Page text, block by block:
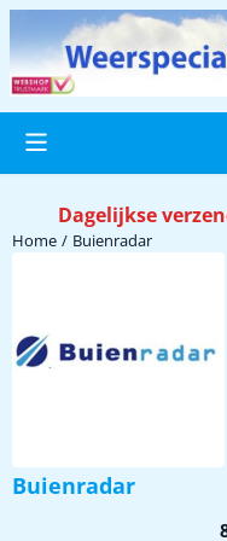
Cookievoorkeuren zijn
Dagelijkse
Home / Buienradar
Buienradar